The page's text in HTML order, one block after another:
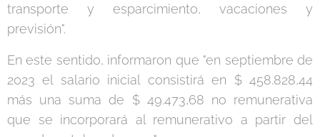
transporte y esparcimiento, vacaciones y
previsión".
En este sentido, informaron que "en septiembre de
2023 el salario inicial consistirá en $ 458.828,44
más una suma de $ 49.473,68 no remunerativa
que se incorporará al remunerativo a partir del